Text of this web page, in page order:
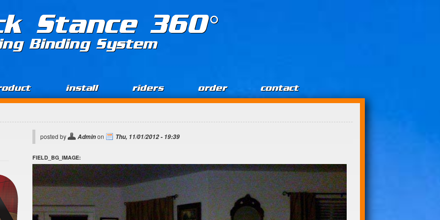
Stance 360°
Binding System
install riders order contact
posted by Adminon Thu, 11/01/2012 - 19:39
FIELD_BG_IMAGE: